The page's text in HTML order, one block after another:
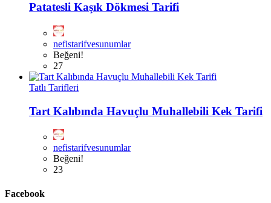
Patatesli Kaşık Dökmesi Tarifi
nefistarifvesunumlar
Beğeni!
27
Tatlı Tarifleri
Tart Kalıbında Havuçlu Muhallebili Kek Tarifi
nefistarifvesunumlar
Beğeni!
23
Facebook